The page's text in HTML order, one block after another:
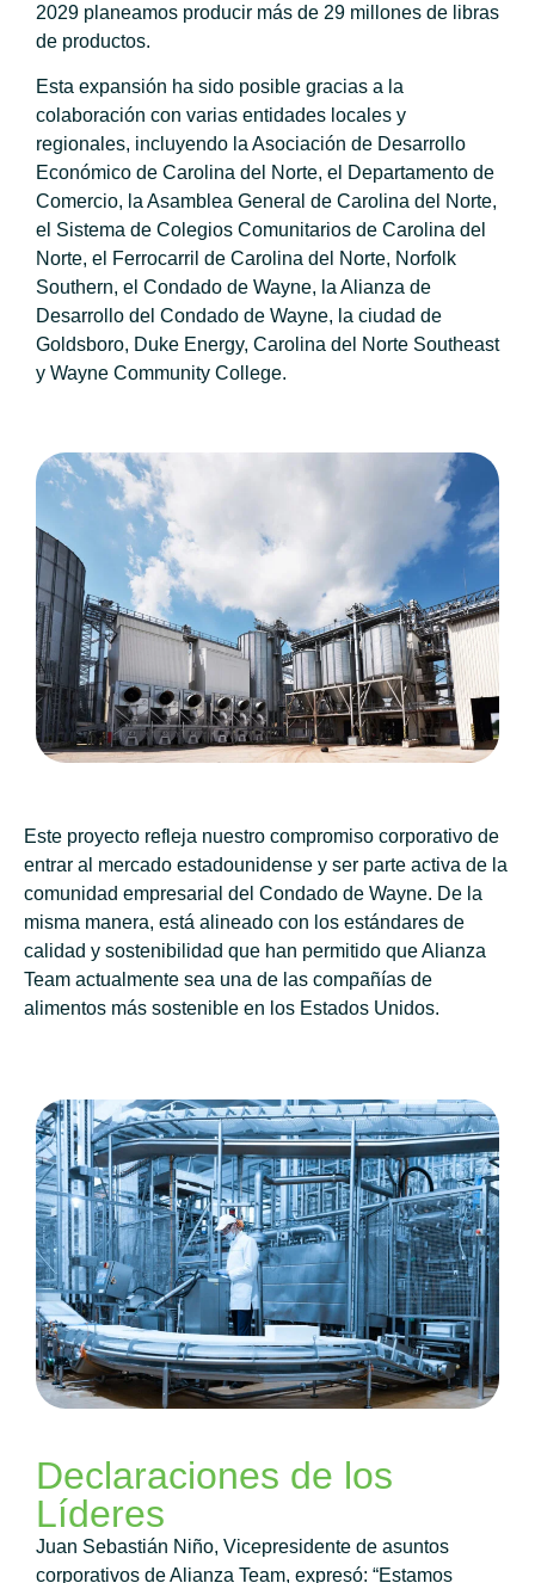
2029 planeamos producir más de 29 millones de libras
de productos.
Esta expansión ha sido posible gracias a la
colaboración con varias entidades locales y
regionales, incluyendo la Asociación de Desarrollo
Económico de Carolina del Norte, el Departamento de
Comercio, la Asamblea General de Carolina del Norte,
el Sistema de Colegios Comunitarios de Carolina del
Norte, el Ferrocarril de Carolina del Norte, Norfolk
Southern, el Condado de Wayne, la Alianza de
Desarrollo del Condado de Wayne, la ciudad de
Goldsboro, Duke Energy, Carolina del Norte Southeast
y Wayne Community College.
Este proyecto refleja nuestro compromiso corporativo de
entrar al mercado estadounidense y ser parte activa de la
comunidad empresarial del Condado de Wayne. De la
misma manera, está alineado con los estándares de
calidad y sostenibilidad que han permitido que Alianza
Team actualmente sea una de las compañías de
alimentos más sostenible en los Estados Unidos.
Declaraciones de los
Líderes
Juan Sebastián Niño, Vicepresidente de asuntos
corporativos de Alianza Team, expresó: “Estamos